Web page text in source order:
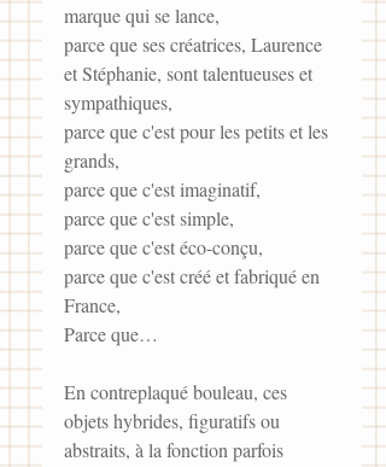
marque qui se lance,
parce que ses créatrices, Laurence
et Stéphanie, sont talentueuses et
sympathiques,
parce que c'est pour les petits et les
grands,
parce que c'est imaginatif,
parce que c'est simple,
parce que c'est éco-conçu,
parce que c'est créé et fabriqué en
France,
Parce que…
En contreplaqué bouleau, ces
objets hybrides, figuratifs ou
abstraits, à la fonction parfois